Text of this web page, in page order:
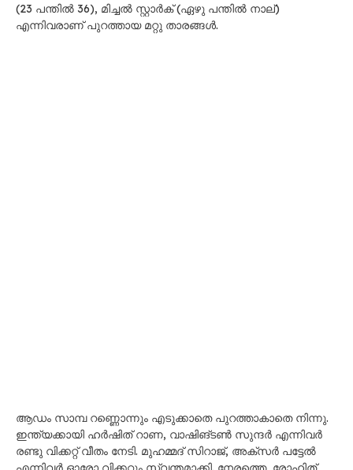
(23 പന്തിൽ 36), മിച്ചൽ സ്റ്റാർക് (ഏഴു പന്തിൽ നാല്)
എന്നിവരാണ് പുറത്തായ മറ്റു താരങ്ങൾ.
ആഡം സാമ്പ റണ്ണൊന്നും എടുക്കാതെ പുറത്താകാതെ നിന്നു.
ഇന്ത്യക്കായി ഹർഷിത് റാണ, വാഷിങ്ടൺ സുന്ദർ എന്നിവർ
രണ്ടു വിക്കറ്റ് വീതം നേടി. മുഹമ്മദ് സിറാജ്, അക്സർ പട്ടേൽ